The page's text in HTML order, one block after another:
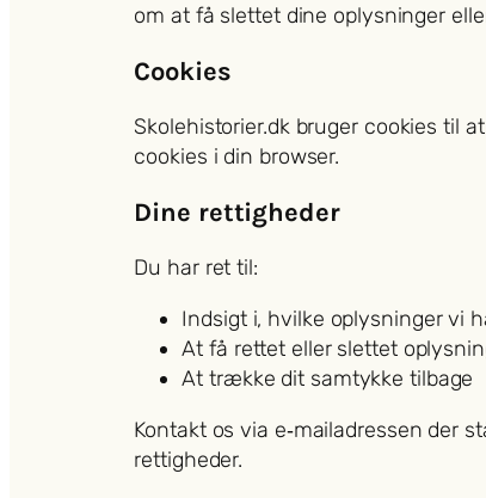
om at få slettet dine oplysninger
Cookies
Skolehistorier.dk bruger cookies til
cookies i din browser.
Dine rettigheder
Du har ret til:
Indsigt i, hvilke oplysninger vi
At få rettet eller slettet
At trække dit samtykke tilbage
Kontakt os via e‑mailadressen der
rettigheder.